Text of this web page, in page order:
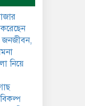
অভিযানে
বিরুদ্ধে
জনজীবন,
নিয়ে